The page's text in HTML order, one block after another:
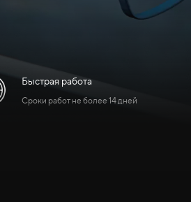
Быстрая работа
Сроки работ не более 14 дней